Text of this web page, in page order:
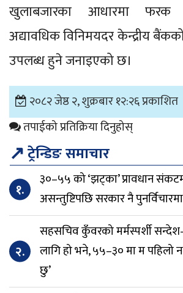
खुलाबजारका आधारमा
अद्यावधिक विनिमयदर केन्द्रीय
उपलब्ध हुने जनाइएको छ।
२०८२ जेष्ठ २, शुक्रबार १२:२६ प्रकाशित
तपाईको प्रतिक्रिया दिनुहोस्
↗ट्रेन्डिङ समाचार
१.
३०–५५ को ‘झट्का’ प्रावधान
असन्तुष्टिपछि सरकार नै पुनर्विचारमा
२.
सहसचिव कुँवरको मर्मस्पर्शी
लागि हो भने, ५५–३० मा म पहिलो
छु’